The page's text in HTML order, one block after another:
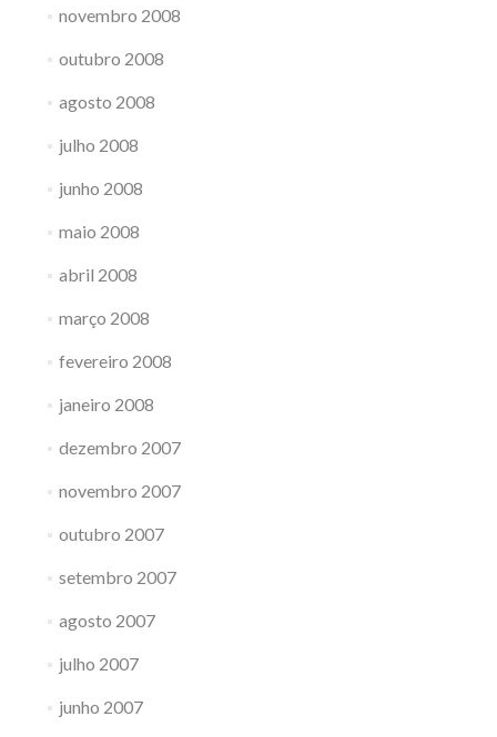
novembro 2008
outubro 2008
agosto 2008
julho 2008
junho 2008
maio 2008
abril 2008
março 2008
fevereiro 2008
janeiro 2008
dezembro 2007
novembro 2007
outubro 2007
setembro 2007
agosto 2007
julho 2007
junho 2007